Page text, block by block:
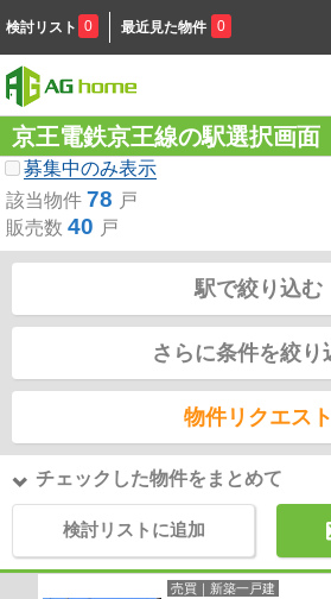
検討リスト 0 最近見た物件 0
京王電鉄京王線の駅選択画面
募集中のみ表示
該当物件 78 戸
販売数 40 戸
駅で絞り込む
さらに条件を絞り
物件リクエスト
チェックした物件をまとめて
検討リストに追加
売買｜新築一戸建